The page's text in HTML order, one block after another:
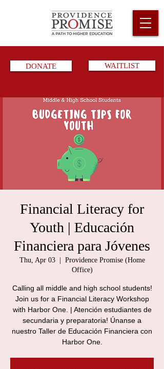
DONATE WAITLIST
Financial Literacy for
Youth | Educación
Financiera para Jóvenes
Thu, Apr 03
  |
Providence Promise (Home
Office)
Calling all middle and high school students!
Join us for a Financial Literacy Workshop
with Harbor One. | Atención estudiantes de
secundaria y preparatoria! Únanse a
nuestro Taller de Educación Financiera con
Harbor One.